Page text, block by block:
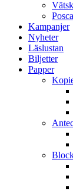
Kampanjer
Nyheter
Läslustan
Biljetter
Papper